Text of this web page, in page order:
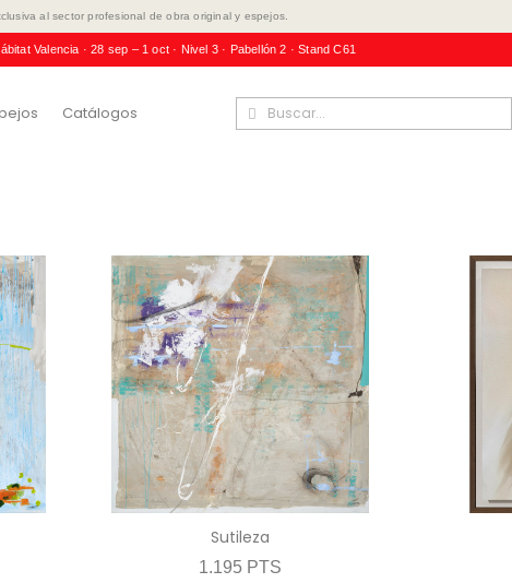
al sector profesional de obra original y espejos.
Valencia · 28 sep – 1 oct · Nivel 3 · Pabellón 2 · Stand C61
Catálogos
Sutileza
1.195 PTS